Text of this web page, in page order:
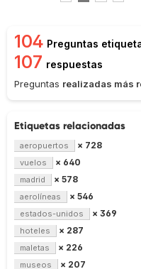
104 Preguntas
107 respuestas
Preguntas realizadas más
Etiquetas relacionadas
aeropuertos × 728
vuelos × 640
madrid × 578
aerolíneas × 546
estados-unidos × 369
hoteles × 287
maletas × 226
museos × 207